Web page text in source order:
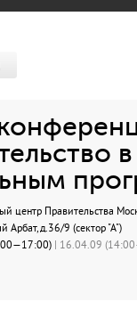
центр Правительства
Арбат, д.36/9 (сектор "А")
| 16.04.09